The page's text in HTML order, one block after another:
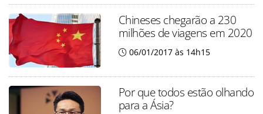
Chineses chegarão a 230
milhões de viagens em 2020
06/01/2017 às 14h15
Por que todos estão olhando
para a Ásia?